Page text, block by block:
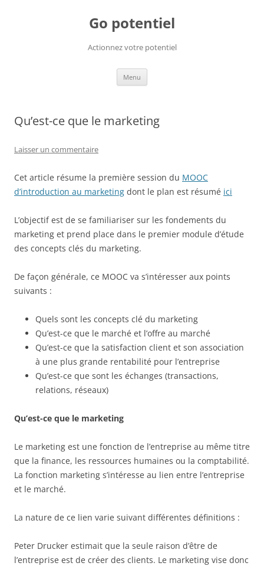
Go potentiel
Actionnez votre potentiel
Menu
Qu’est-ce que le marketing
Laisser un commentaire
Cet article résume la première session du MOOC
d’introduction au marketing dont le plan est résumé ici
L’objectif est de se familiariser sur les fondements du
marketing et prend place dans le premier module d’étude
des concepts clés du marketing.
De façon générale, ce MOOC va s’intéresser aux points
suivants :
Quels sont les concepts clé du marketing
Qu’est-ce que le marché et l’offre au marché
Qu’est-ce que la satisfaction client et son association
à une plus grande rentabilité pour l’entreprise
Qu’est-ce que sont les échanges (transactions,
relations, réseaux)
Qu’est-ce que le marketing
Le marketing est une fonction de l’entreprise au même titre
que la finance, les ressources humaines ou la comptabilité.
La fonction marketing s’intéresse au lien entre l’entreprise
et le marché.
La nature de ce lien varie suivant différentes définitions :
Peter Drucker estimait que la seule raison d’être de
l’entreprise est de créer des clients. Le marketing vise donc